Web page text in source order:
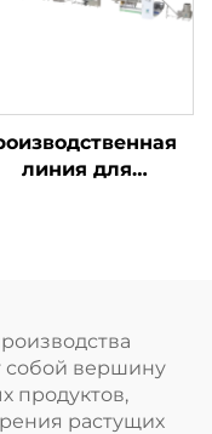
линия для
собой вершину
продуктов,
растущих